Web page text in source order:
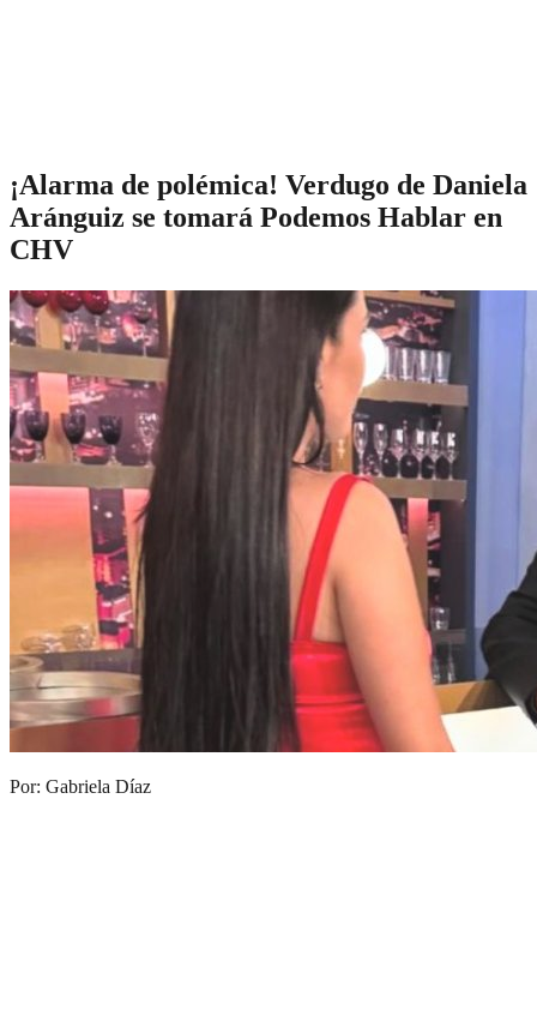
¡Alarma de polémica! Verdugo de Daniela
Aránguiz se tomará Podemos Hablar en
CHV
Por: Gabriela Díaz